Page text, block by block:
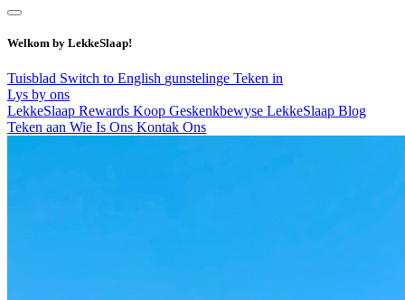
Welkom by LekkeSlaap!
Tuisblad Switch to English gunstelinge Teken in
Lys by ons
LekkeSlaap Rewards Koop Geskenkbewyse LekkeSlaap Blog
Teken aan Wie Is Ons Kontak Ons